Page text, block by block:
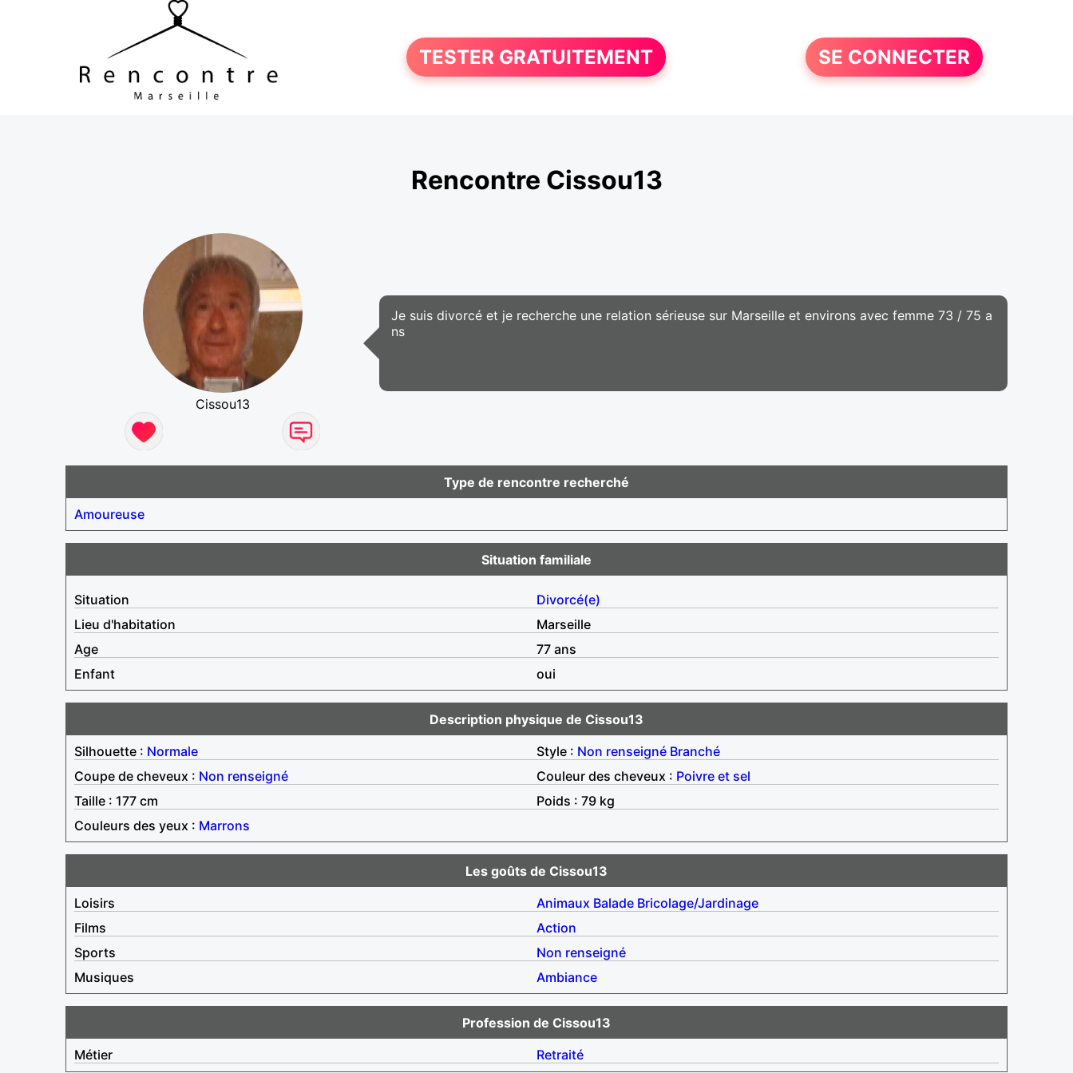
TESTER GRATUITEMENT SE CONNECTER
Rencontre Cissou13
Cissou13
Je suis divorcé et je recherche une relation sérieuse sur Marseille et environs avec femme 73 / 75 a
ns
Type de rencontre recherché
Amoureuse
Situation familiale
Situation
Divorcé(e)
Lieu d'habitation
Marseille
Age
77 ans
Enfant
oui
Description physique de Cissou13
Silhouette : Normale Style : Non renseigné Branché
Coupe de cheveux : Non renseigné Couleur des cheveux : Poivre et sel
Taille : 177 cm
Poids : 79 kg
Couleurs des yeux : Marrons
Les goûts de Cissou13
Loisirs
Animaux Balade Bricolage/Jardinage
Films
Action
Sports
Non renseigné
Musiques
Ambiance
Profession de Cissou13
Métier
Retraité